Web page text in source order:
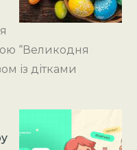
“Великодня
із дітками